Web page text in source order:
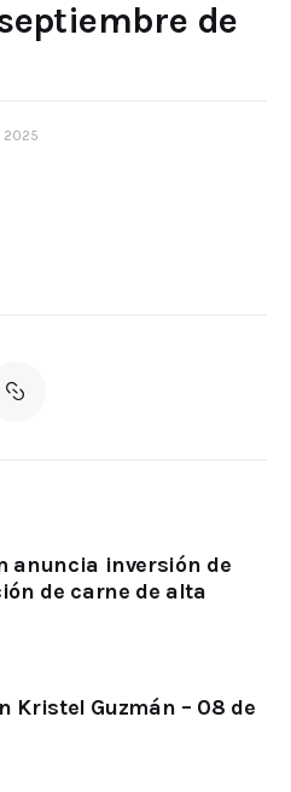
de
2025
anuncia inversión de
de carne de alta
Kristel Guzmán – 08 de